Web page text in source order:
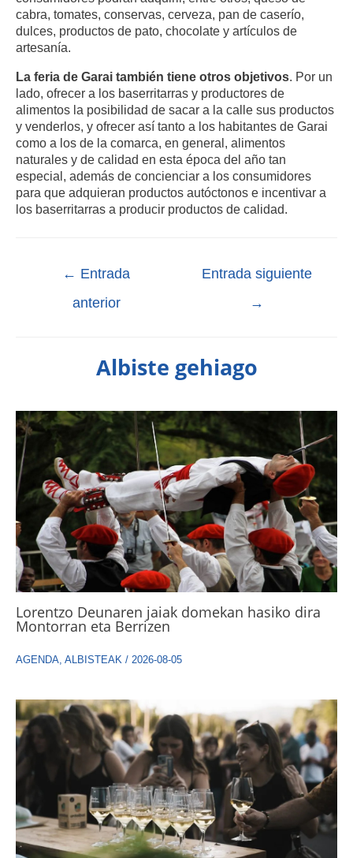
cabra, tomates, conservas, cerveza, pan de caserío,
dulces, productos de pato, chocolate y artículos de
artesanía.
La feria de Garai también tiene otros objetivos. Por un
lado, ofrecer a los baserritarras y productores de
alimentos la posibilidad de sacar a la calle sus productos
y venderlos, y ofrecer así tanto a los habitantes de Garai
como a los de la comarca, en general, alimentos
naturales y de calidad en esta época del año tan
especial, además de concienciar a los consumidores
para que adquieran productos autóctonos e incentivar a
los baserritarras a producir productos de calidad.
← Entrada
anterior
Entrada siguiente
→
Albiste gehiago
Lorentzo Deunaren jaiak domekan hasiko dira
Montorran eta Berrizen
AGENDA ALBISTEAK / 2026-08-05